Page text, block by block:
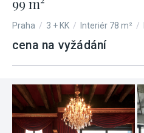
99 m²
Praha / 3 + KK / Interiér 78 m² /
cena na vyžádání